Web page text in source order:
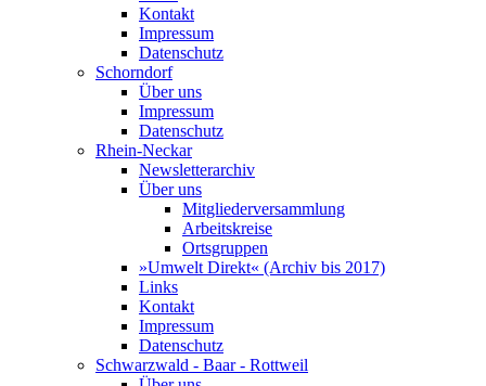
Kontakt
Impressum
Datenschutz
Schorndorf
Über uns
Impressum
Datenschutz
Rhein-Neckar
Newsletterarchiv
Über uns
Mitgliederversammlung
Arbeitskreise
Ortsgruppen
»Umwelt Direkt« (Archiv bis 2017)
Links
Kontakt
Impressum
Datenschutz
Schwarzwald - Baar - Rottweil